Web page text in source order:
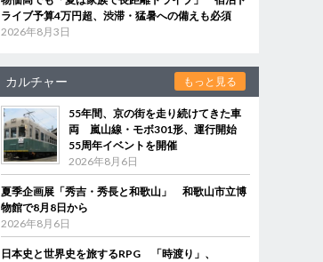
ライブ予算4万円超、渋滞・猛暑への備えも必須
2026年8月3日
カルチャー もっと見る
55年間、京の街を走り続けてきた車
両 嵐山線・モボ301形、運行開始
55周年イベントを開催
2026年8月6日
夏季企画展「秀吉・秀長と和歌山」 和歌山市立博
物館で8月8日から
2026年8月6日
日本史と世界史を旅するRPG 「時渡り」、